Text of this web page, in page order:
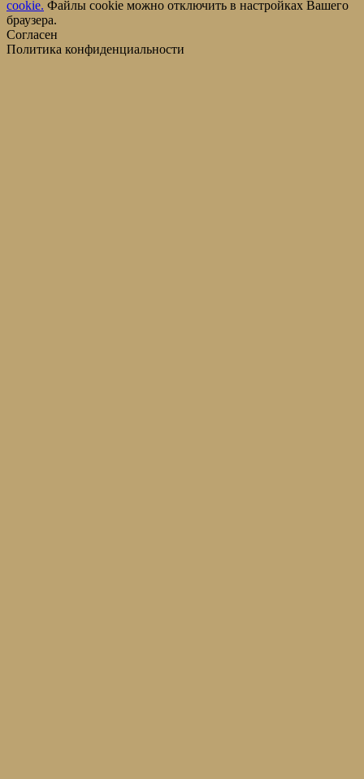
cookie. Файлы cookie можно отключить в настройках Вашего
браузера.
Согласен
Политика конфиденциальности